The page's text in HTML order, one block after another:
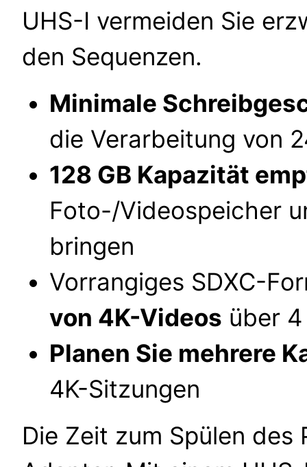
UHS-I vermeiden Sie
den Sequenzen.
Minimale
die Verarbeitung von
128 GB Kapazität
Foto-/Videospeicher
bringen
Vorrangiges SDXC-
von 4K-Videos über
Planen Sie mehrere
4K-Sitzungen
Die Zeit zum Spülen